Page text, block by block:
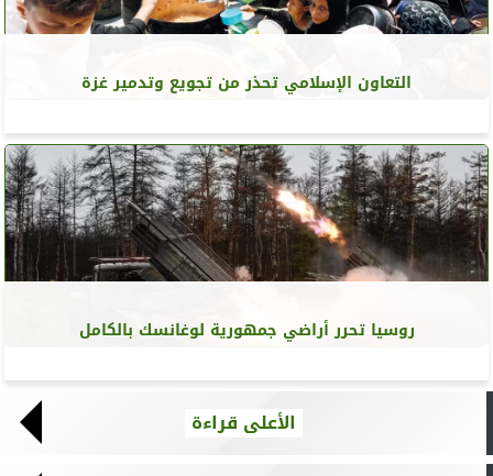
التعاون الإسلامي تحذر من تجويع وتدمير غزة
روسيا تحرر أراضي جمهورية لوغانسك بالكامل
الأعلى قراءة